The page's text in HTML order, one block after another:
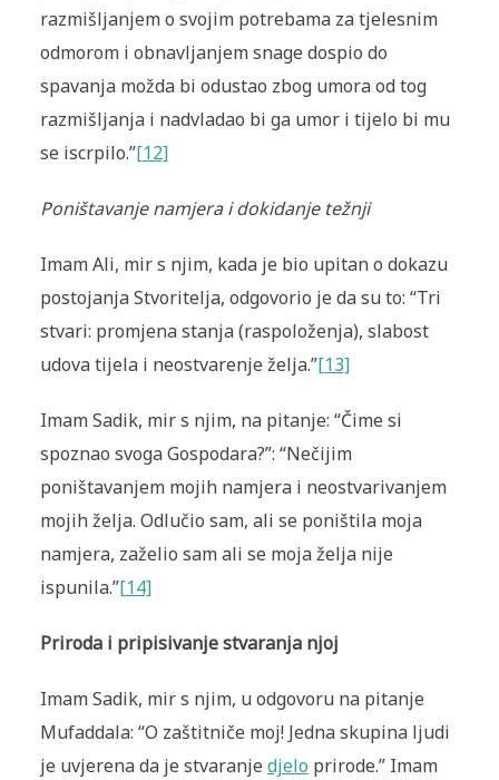
razmišljanjem o svojim potrebama za tjelesnim
odmorom i obnavljanjem snage dospio do
spavanja možda bi odustao zbog umora od tog
razmišljanja i nadvladao bi ga umor i tijelo bi mu
se iscrpilo.”[12]
Poništavanje namjera i dokidanje težnji
Imam Ali, mir s njim, kada je bio upitan o dokazu
postojanja Stvoritelja, odgovorio je da su to: “Tri
stvari: promjena stanja (raspoloženja), slabost
udova tijela i neostvarenje želja.”[13]
Imam Sadik, mir s njim, na pitanje: “Čime si
spoznao svoga Gospodara?”: “Nečijim
poništavanjem mojih namjera i neostvarivanjem
mojih želja. Odlučio sam, ali se poništila moja
namjera, zaželio sam ali se moja želja nije
ispunila.”[14]
Priroda i pripisivanje stvaranja njoj
Imam Sadik, mir s njim, u odgovoru na pitanje
Mufaddala: “O zaštitniče moj! Jedna skupina ljudi
je uvjerena da je stvaranje djelo prirode.” Imam